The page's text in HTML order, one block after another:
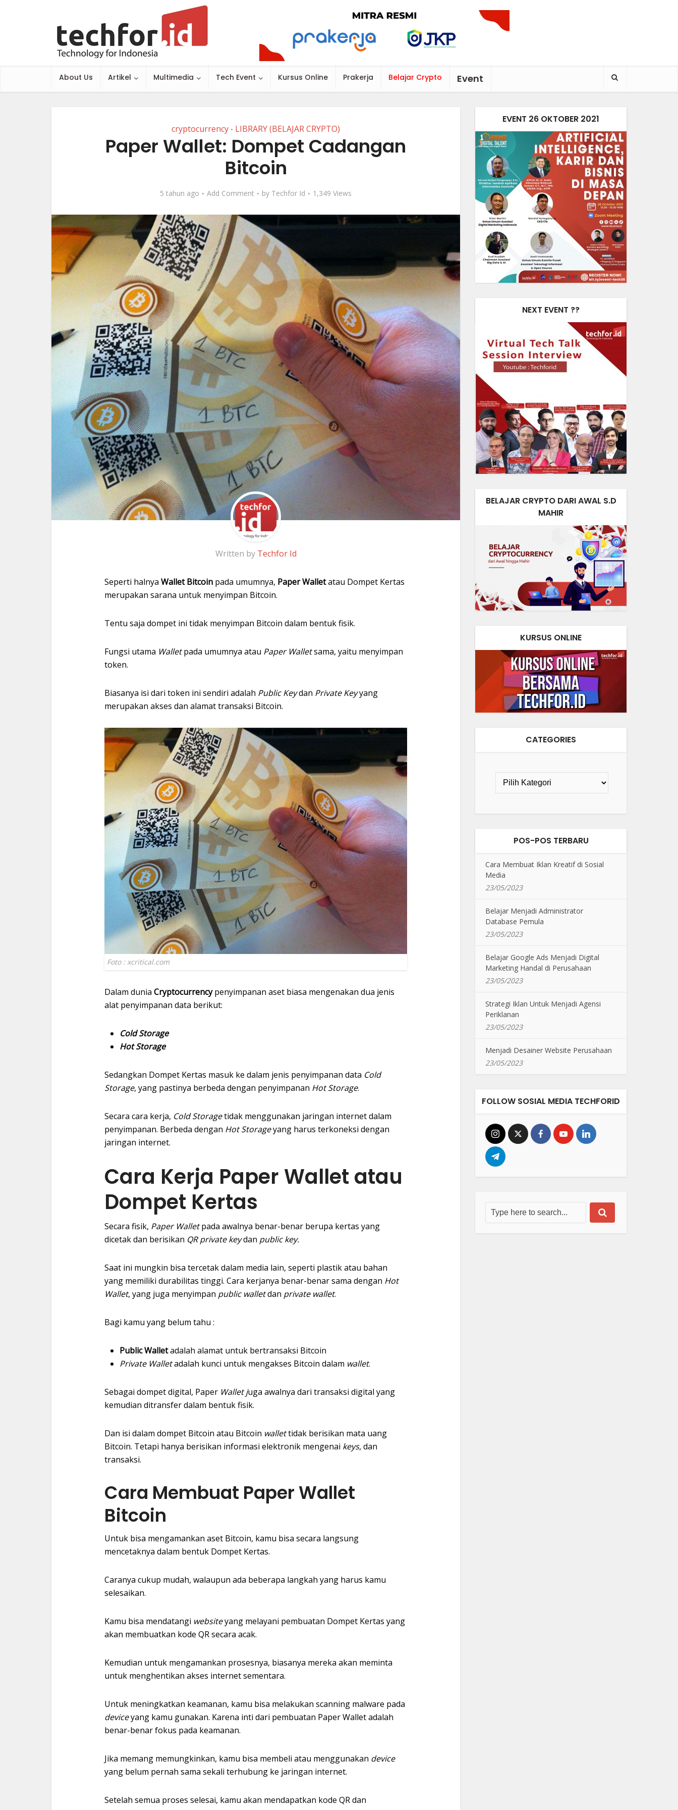
About Us Artikel Multimedia Tech Event Kursus Online Prakerja Belajar Crypto Event
cryptocurrency • LIBRARY (BELAJAR CRYPTO)
Paper Wallet: Dompet Cadangan
Bitcoin
5 tahun ago Add Comment by Techfor Id 1,349 Views
Written by Techfor Id
Seperti halnya Wallet Bitcoin pada umumnya, Paper Walletatau Dompet Kertas
merupakan sarana untuk menyimpan Bitcoin.
Tentu saja dompet ini tidak menyimpan Bitcoin dalam bentuk fisik.
Fungsi utama Walletpada umumnya atau Paper Walletsama, yaitu menyimpan
token.
Biasanya isi dari token ini sendiri adalah Public Keydan Private Keyyang
merupakan akses dan alamat transaksi Bitcoin.
Foto : xcritical.com
Dalam dunia Cryptocurrencypenyimpanan aset biasa mengenakan dua jenis
alat penyimpanan data berikut:
Cold Storage
Hot Storage
Sedangkan Dompet Kertas masuk ke dalam jenis penyimpanan data Cold
Storage, yang pastinya berbeda dengan penyimpanan Hot Storage.
Secara cara kerja, Cold Storagetidak menggunakan jaringan internet dalam
penyimpanan. Berbeda dengan Hot Storageyang harus terkoneksi dengan
jaringan internet.
Cara Kerja Paper Wallet atau
Dompet Kertas
Secara fisik, Paper Walletpada awalnya benar-benar berupa kertas yang
dicetak dan berisikan QR private keydan public key.
Saat ini mungkin bisa tercetak dalam media lain, seperti plastik atau bahan
yang memiliki durabilitas tinggi. Cara kerjanya benar-benar sama dengan Hot
Wallet, yang juga menyimpan public walletdan private wallet.
Bagi kamu yang belum tahu :
Public Walletadalah alamat untuk bertransaksi Bitcoin
Private Walletadalah kunci untuk mengakses Bitcoin dalam wallet.
Sebagai dompet digital, Paper Wallet juga awalnya dari transaksi digital yang
kemudian ditransfer dalam bentuk fisik.
Dan isi dalam dompet Bitcoin atau Bitcoin wallettidak berisikan mata uang
Bitcoin. Tetapi hanya berisikan informasi elektronik mengenai keys, dan
transaksi.
Cara Membuat Paper Wallet
Bitcoin
Untuk bisa mengamankan aset Bitcoin, kamu bisa secara langsung
mencetaknya dalam bentuk Dompet Kertas.
Caranya cukup mudah, walaupun ada beberapa langkah yang harus kamu
selesaikan.
Kamu bisa mendatangi websiteyang melayani pembuatan Dompet Kertas yang
akan membuatkan kode QR secara acak.
Kemudian untuk mengamankan prosesnya, biasanya mereka akan meminta
untuk menghentikan akses internet sementara.
Untuk meningkatkan keamanan, kamu bisa melakukan scanning malware pada
deviceyang kamu gunakan. Karena inti dari pembuatan Paper Wallet adalah
benar-benar fokus pada keamanan.
Jika memang memungkinkan, kamu bisa membeli atau menggunakan device
yang belum pernah sama sekali terhubung ke jaringan internet.
Setelah semua proses selesai, kamu akan mendapatkan kode QR dan
EVENT 26 OKTOBER 2021
NEXT EVENT ??
BELAJAR CRYPTO DARI AWAL S.D
MAHIR
KURSUS ONLINE
CATEGORIES
POS-POS TERBARU
Cara Membuat Iklan Kreatif di Sosial
Media
23/05/2023
Belajar Menjadi Administrator
Database Pemula
23/05/2023
Belajar Google Ads Menjadi Digital
Marketing Handal di Perusahaan
23/05/2023
Strategi Iklan Untuk Menjadi Agensi
Periklanan
23/05/2023
Menjadi Desainer Website Perusahaan
23/05/2023
FOLLOW SOSIAL MEDIA TECHFORID